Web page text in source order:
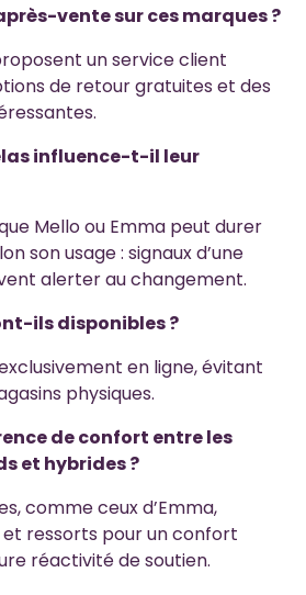
vente sur ces marques ?
un service client
de retour gratuites et des
influence-t-il leur
Mello ou Emma peut durer
son usage : signaux d’une
alerter au changement.
ils disponibles ?
en ligne, évitant
physiques.
de confort entre les
et hybrides ?
comme ceux d’Emma,
ressorts pour un confort
réactivité de soutien.